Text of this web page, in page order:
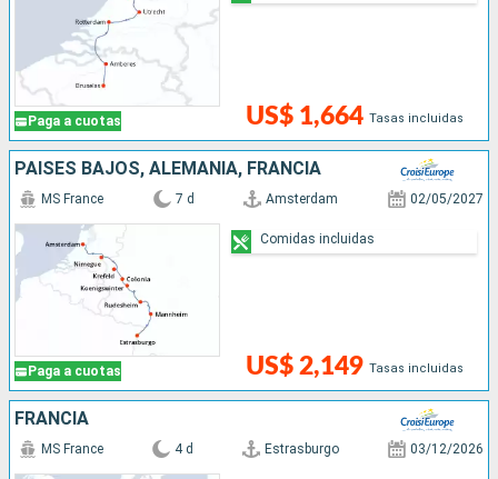
Paga a cuotas US$ 1,664 Tasas incluidas
PAISES BAJOS, ALEMANIA, FRANCIA
Paga a cuotas
MS France 7 d Amsterdam 02/05/2027
US$ 2,149 Tasas incluidas
Comidas incluidas
FRANCIA
MS France 4 d Estrasburgo 03/12/2026